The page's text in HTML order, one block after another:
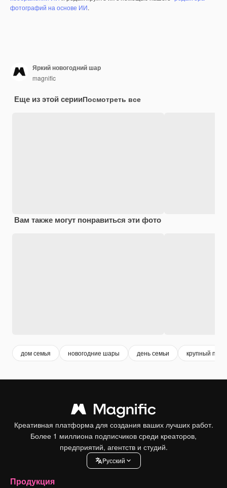
фотографий на основе ИИ.
Яркий новогодний шар
magnific
Еще из этой серииПосмотреть все
Вам также могут понравиться эти фото
дом семья новогодние шары день семьи крупный план
Креативная платформа для создания ваших лучших работ.
Более 1 миллиона подписчиков среди креаторов,
предприятий, агентств и студий.
Pусский
Продукция